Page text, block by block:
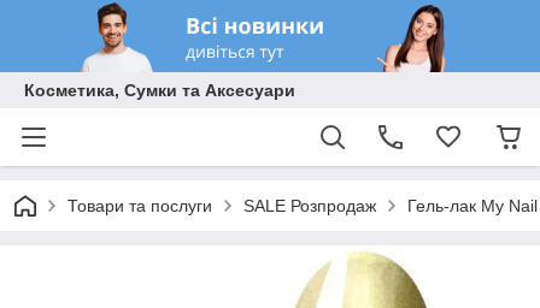
Косметика, Сумки та Аксесуари
Товари та послуги SALE Розпродаж Гель-лак My